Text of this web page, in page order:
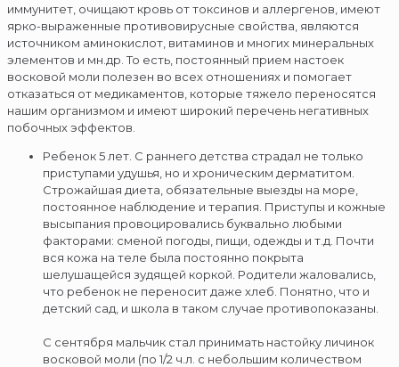
иммунитет, очищают кровь от токсинов и аллергенов, имеют
ярко-выраженные противовирусные свойства, являются
источником аминокислот, витаминов и многих минеральных
элементов и мн.др. То есть, постоянный прием настоек
восковой моли полезен во всех отношениях и помогает
отказаться от медикаментов, которые тяжело переносятся
нашим организмом и имеют широкий перечень негативных
побочных эффектов.
Ребенок 5 лет. С раннего детства страдал не только
приступами удушья, но и хроническим дерматитом.
Строжайшая диета, обязательные выезды на море,
постоянное наблюдение и терапия. Приступы и кожные
высыпания провоцировались буквально любыми
факторами: сменой погоды, пищи, одежды и т.д. Почти
вся кожа на теле была постоянно покрыта
шелушащейся зудящей коркой. Родители жаловались,
что ребенок не переносит даже хлеб. Понятно, что и
детский сад, и школа в таком случае противопоказаны.
С сентября мальчик стал принимать настойку личинок
восковой моли (по 1/2 ч.л. с небольшим количеством